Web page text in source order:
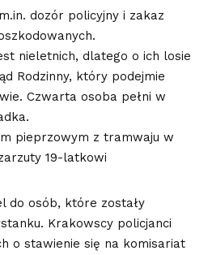
dozór policyjny i zakaz
nieletnich, dlatego o ich losie
Rodzinny, który podejmie
Czwarta osoba pełni w
pieprzowym z tramwaju w
19-latkowi
do osób, które zostały
Krakowscy policjanci
o stawienie się na komisariat